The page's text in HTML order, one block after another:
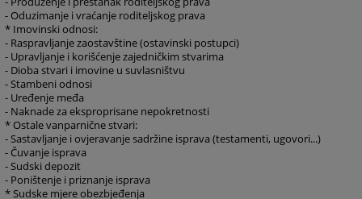
- Oduzimanje i vraćanje roditeljskog prava
* Imovinski odnosi:
- Raspravljanje zaostavštine (ostavinski postupci)
- Upravljanje i korišćenje zajedničkim stvarima
- Dioba stvari i imovine u suvlasništvu
- Stambeni odnosi
- Uređenje međa
- Naknade za eksproprisane nepokretnosti
* Ostale vanparnične stvari:
- Sastavljanje i ovjeravanje sadržine isprava (testamenti, ugovori...)
- Čuvanje isprava
- Sudski depozit
- Poništenje i priznanje isprava
* Sudske mjere obezbjeđenja